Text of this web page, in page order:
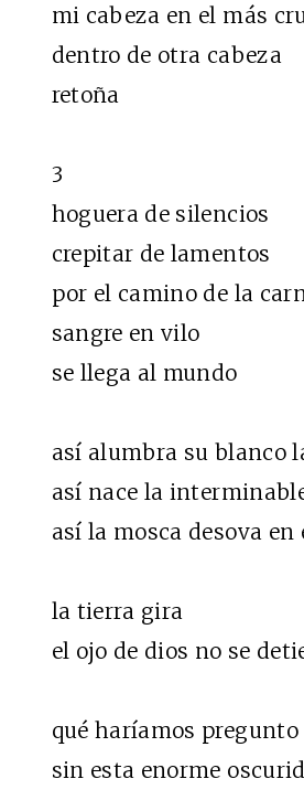
mi cabeza en el más
dentro de otra cabeza
retoña
3
hoguera de silencios
crepitar de lamentos
por el camino de la
sangre en vilo
se llega al mundo
así alumbra su blanco
así nace la
así la mosca desova en
la tierra gira
el ojo de dios no se
qué haríamos pregunto
sin esta enorme